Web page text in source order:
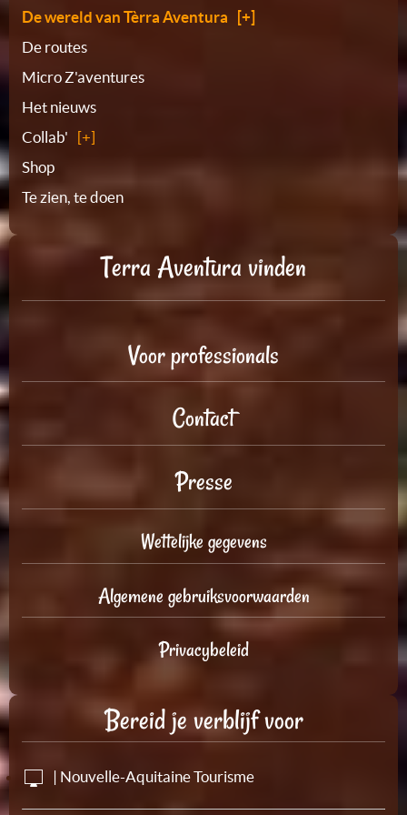
De wereld van Tèrra Aventura
De routes
Micro Z'aventures
Het nieuws
Collab'
Shop
Te zien, te doen
Terra Aventura vinden
Voor professionals
Contact
Presse
Wettelijke gegevens
Algemene gebruiksvoorwaarden
Privacybeleid
Bereid je verblijf voor
| Nouvelle-Aquitaine Tourisme